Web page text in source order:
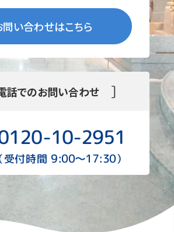
問い合わせはこちら
話でのお問い合わせ ]
10-2951
受付時間9:00〜17:30）